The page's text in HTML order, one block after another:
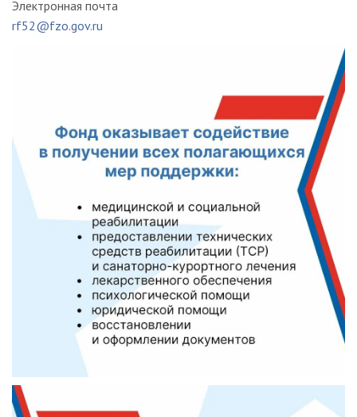
Электронная почта
rf52@fzo.gov.ru